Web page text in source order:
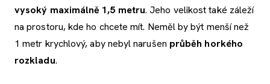
vysoký maximálně 1,5 metru. Jeho velikost také záleží
na prostoru, kde ho chcete mít. Neměl by být menší než
1 metr krychlový, aby nebyl narušen průběh horkého
rozkladu.